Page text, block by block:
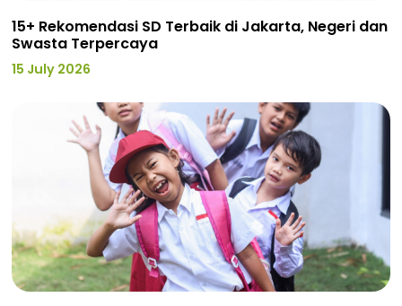
15+ Rekomendasi SD Terbaik di Jakarta, Negeri dan
Swasta Terpercaya
15 July 2026